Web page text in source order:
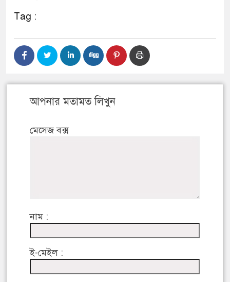
Tag :
আপনার মতামত লিখুন
মেসেজ বক্স
নাম :
ই-মেইল :